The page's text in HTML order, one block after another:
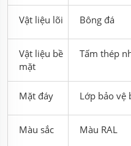
Vật liệu lõi Bông đá
Vật liệu bề
mặt
Tấm thép
Mặt đáy Lớp bảo vệ
Màu sắc Màu RAL